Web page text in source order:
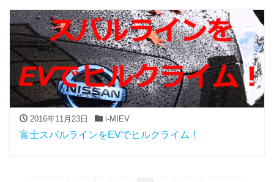
2016年11月23日 i-MIEV
富士スバルラインをEVでヒルクライム！